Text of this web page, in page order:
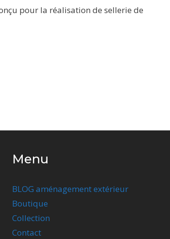
pour la réalisation de sellerie de
Menu
BLOG aménagement extérieur
Boutique
Collection
Contact